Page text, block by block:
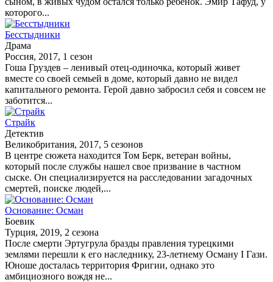
которого...
Бесстыдники
Драма
Россия, 2017, 1 сезон
Гоша Груздев – ленивый отец-одиночка, который живет
вместе со своей семьей в доме, который давно не видел
капитального ремонта. Герой давно забросил себя и совсем не
заботится...
Страйк
Детектив
Великобритания, 2017, 5 сезонов
В центре сюжета находится Том Берк, ветеран войны,
который после службы нашел свое призвание в частном
сыске. Он специализируется на расследовании загадочных
смертей, поиске людей,...
Основание: Осман
Боевик
Турция, 2019, 2 сезона
После смерти Эртугрула бразды правления турецкими
землями перешли к его наследнику, 23-летнему Осману I Гази.
Юноше досталась территория Фригии, однако это
амбициозного вождя не...